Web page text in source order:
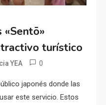
«Sentō»
turístico
YEA 0
japonés donde las
este servicio. Estos